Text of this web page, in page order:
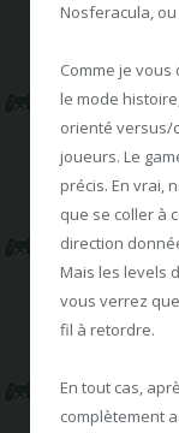
Nosferacula, ou
Comme je
le mode
orienté versus/
joueurs. Le
précis. En vrai,
que se coller à
direction
Mais les levels
vous verrez
fil à retordre.
En tout cas,
complètement